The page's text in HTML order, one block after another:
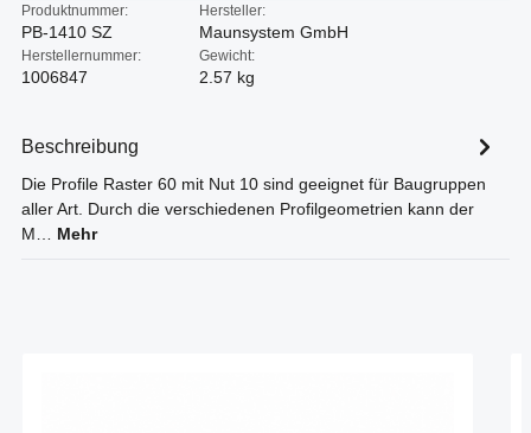
Produktnummer:
PB-1410 SZ
Hersteller:
Maunsystem GmbH
Herstellernummer:
1006847
Gewicht:
2.57 kg
Beschreibung
Die Profile Raster 60 mit Nut 10 sind geeignet für Baugruppen
aller Art. Durch die verschiedenen Profilgeometrien kann der
M… Mehr